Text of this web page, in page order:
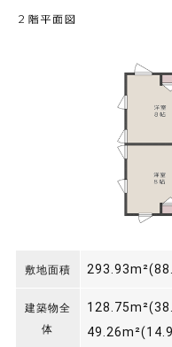
敷地面積
建築物全
体